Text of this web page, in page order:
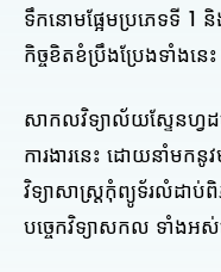
ទឹកនោមផ្អែមប្រភេទទី 1
កិច្ចខិតខំប្រឹងប្រែងទាំងនេ
សាកលវិទ្យាល័យស្ទែនហ្វ
ការងារនេះ ដោយនាំមកនូ
វិទ្យាសាស្ត្រកុំព្យូទ័រលំដ
បច្ចេកវិទ្យាសកល ទាំងអ